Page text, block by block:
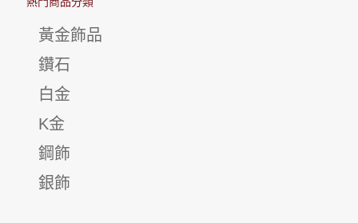
黃金飾品
鑽石
白金
K金
鋼飾
銀飾